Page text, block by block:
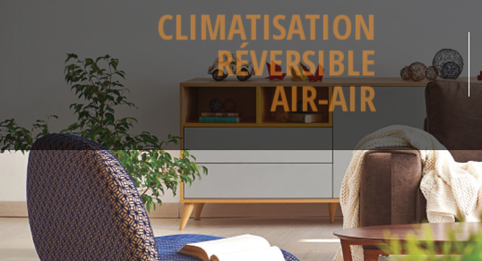
CLIMATISATION
RÉVERSIBLE
AIR-AIR